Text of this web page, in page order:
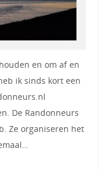
en om af en
ik sinds kort een
De Randonneurs
Ze organiseren het